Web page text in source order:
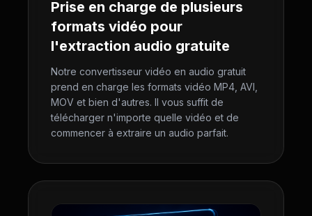
Prise en charge de plusieurs
formats vidéo pour
l'extraction audio gratuite
Notre convertisseur vidéo en audio gratuit
prend en charge les formats vidéo MP4, AVI,
MOV et bien d'autres. Il vous suffit de
télécharger n'importe quelle vidéo et de
commencer à extraire un audio parfait.